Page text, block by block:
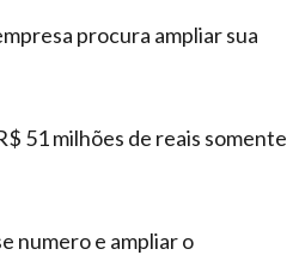
procura ampliar sua
51 milhões de reais somente
numero e ampliar o